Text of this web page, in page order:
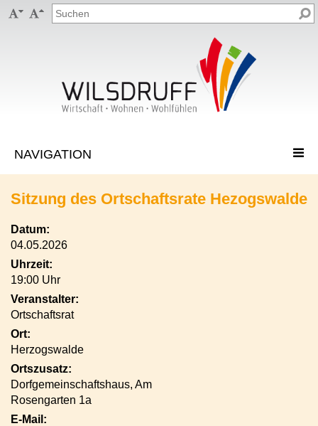
 
Sitzung des Ortschaftsrate Hezogswalde
Datum:
04.05.2026
Uhrzeit:
19:00 Uhr
Veranstalter:
Ortschaftsrat
Ort:
Herzogswalde
Ortszusatz:
Dorfgemeinschaftshaus, Am
Rosengarten 1a
E-Mail: